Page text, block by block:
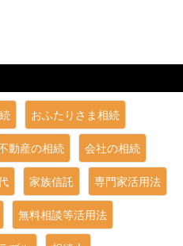
おふたりさま相続
動産の相続 会社の相続
家族信託 専門家活用法
無料相談等活用法